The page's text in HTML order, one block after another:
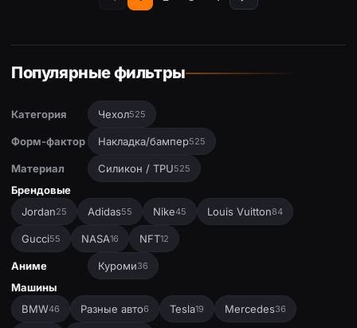
Популярные фильтры
Категория Чехол525
Форм-фактор Накладка/бампер525
Материал Силикон / TPU525
Брендовые
Jordan25 Adidas55 Nike45 Louis Vuitton84
Gucci55 NASA16 NFT12
Аниме Куроми36
Машины
BMW46 Разные авто6 Tesla19 Mercedes36